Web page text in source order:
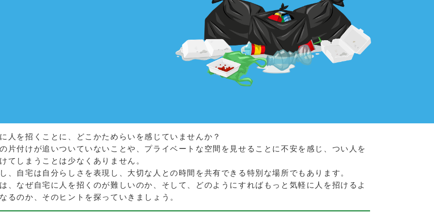
人を招くことに、どこかためらいを感じていませんか？
片付けが追いついていないことや、プライベートな空間を見せることに不安を感じ、つい人を
てしまうことは少なくありません。
、自宅は自分らしさを表現し、大切な人との時間を共有できる特別な場所でもあります。
、なぜ自宅に人を招くのが難しいのか、そして、どのようにすればもっと気軽に人を招けるよ
るのか、そのヒントを探っていきましょう。